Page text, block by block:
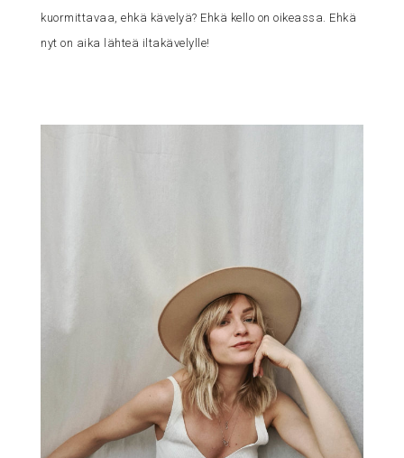
kuormittavaa, ehkä kävelyä? Ehkä kello on oikeassa. Ehkä
nyt on aika lähteä iltakävelylle!